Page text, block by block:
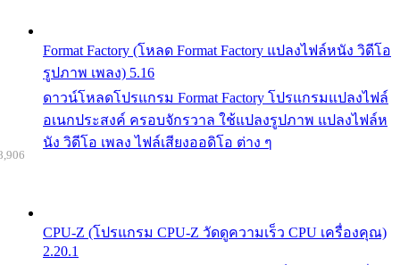
Format Factory (โหลด Format Factory แปลงไฟล์หนัง วิดีโอ
รูปภาพ เพลง) 5.16
ดาวน์โหลดโปรแกรม Format Factory โปรแกรมแปลงไฟล์
อเนกประสงค์ ครอบจักรวาล ใช้แปลงรูปภาพ แปลงไฟล์ห
นัง วิดีโอ เพลง ไฟล์เสียงออดิโอ ต่าง ๆ
CPU-Z (โปรแกรม CPU-Z วัดดูความเร็ว CPU เครื่องคุณ)
2.20.1